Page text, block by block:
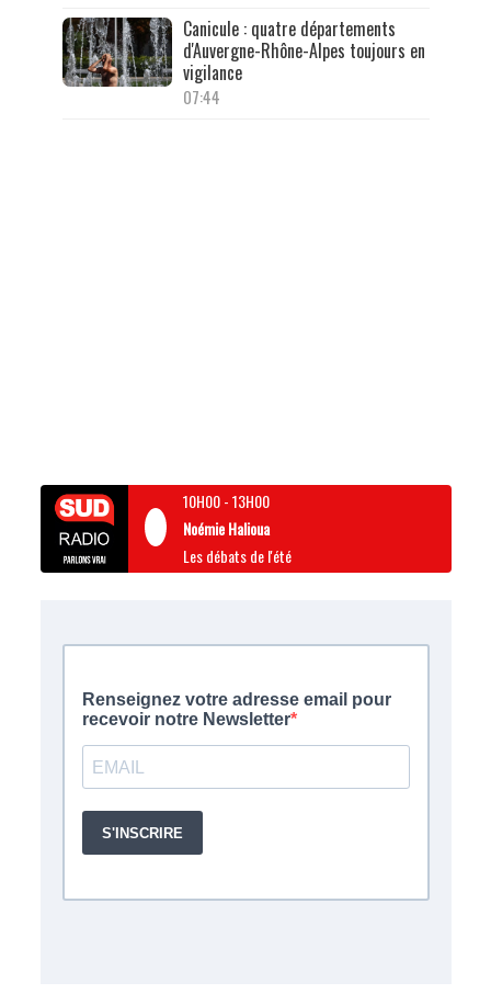
Canicule : quatre départements
d'Auvergne-Rhône-Alpes toujours en
vigilance
07:44
10H00-13H00
Noémie Halioua
Les débats de l'été